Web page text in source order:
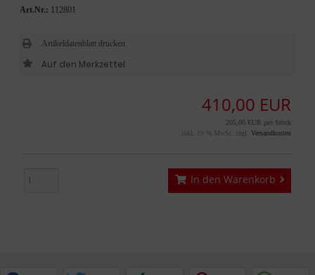
410,00 EUR
205,00 EUR pro Stück
inkl. 19 % MwSt. zzgl. Versandkosten
In den Warenkorb
Art.Nr.: 112801
Artikeldatenblatt drucken